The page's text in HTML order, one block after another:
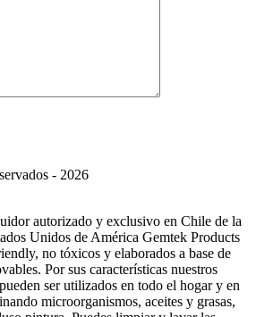
- 2026
autorizado y exclusivo en Chile de la
Unidos de América Gemtek Products
no tóxicos y elaborados a base de
Por sus características nuestros
ser utilizados en todo el hogar y en
microorganismos, aceites y grasas,